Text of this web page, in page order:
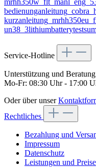
Service-Hotline
Unterstützung und
Mo-Fr: 08:30 Uhr - 17:00
Oder über unser
Rechtliches
Bezahlung und
Impressum
Datenschutz
Leistungen und Preise